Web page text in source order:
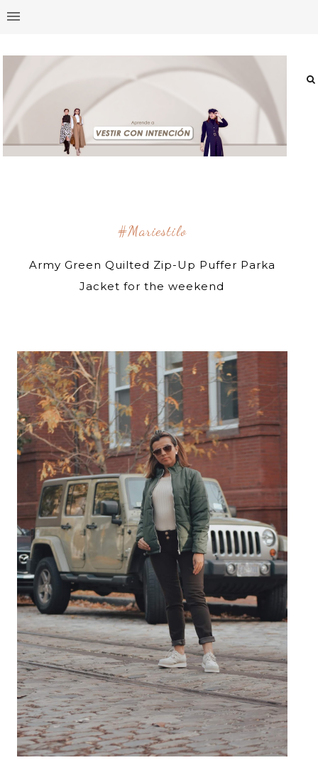
#mariestilo
Army Green Quilted Zip-Up Puffer Parka
Jacket for the weekend